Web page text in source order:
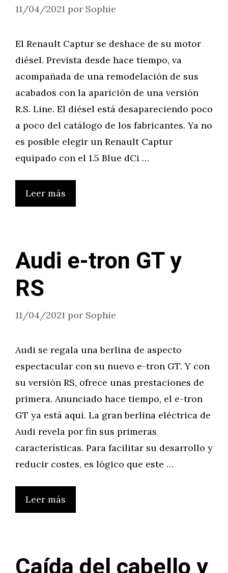
11/04/2021 por Sophie
El Renault Captur se deshace de su motor
diésel. Prevista desde hace tiempo, va
acompañada de una remodelación de sus
acabados con la aparición de una versión
R.S. Line. El diésel está desapareciendo poco
a poco del catálogo de los fabricantes. Ya no
es posible elegir un Renault Captur
equipado con el 1.5 Blue dCi …
Leer más
Audi e-tron GT y
RS
11/04/2021 por Sophie
Audi se regala una berlina de aspecto
espectacular con su nuevo e-tron GT. Y con
su versión RS, ofrece unas prestaciones de
primera. Anunciado hace tiempo, el e-tron
GT ya está aquí. La gran berlina eléctrica de
Audi revela por fin sus primeras
características. Para facilitar su desarrollo y
reducir costes, es lógico que este …
Leer más